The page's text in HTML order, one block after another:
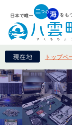
トップペ